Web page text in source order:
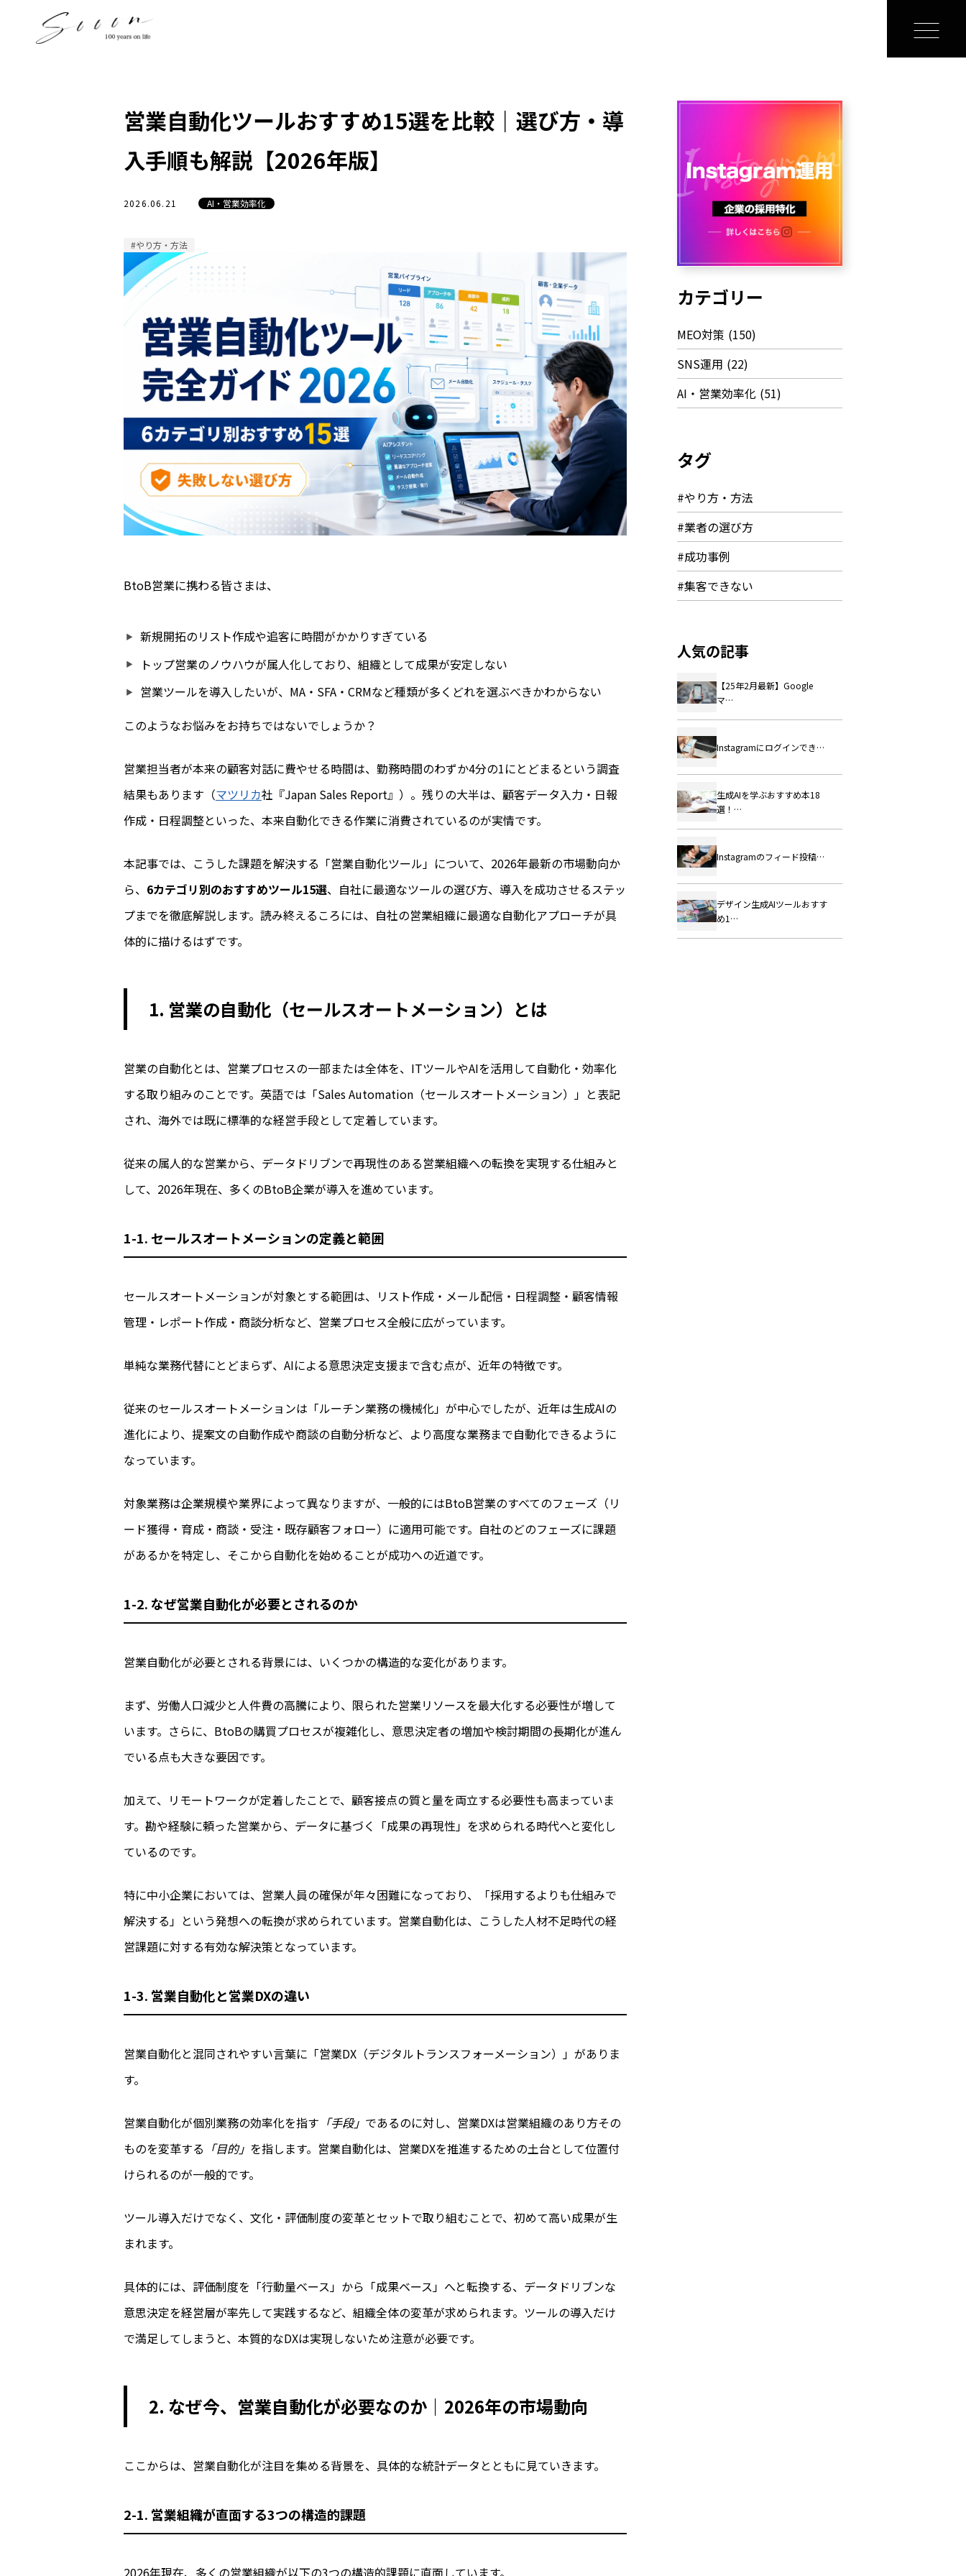
営業自動化ツールおすすめ15選を比較｜選び方・導
入手順も解説【2026年版】
2026.06.21 AI・営業効率化
#やり方・方法
BtoB営業に携わる皆さまは、
新規開拓のリスト作成や追客に時間がかかりすぎている
トップ営業のノウハウが属人化しており、組織として成果が安定しない
営業ツールを導入したいが、MA・SFA・CRMなど種類が多くどれを選ぶべきかわからない
このようなお悩みをお持ちではないでしょうか？
営業担当者が本来の顧客対話に費やせる時間は、勤務時間のわずか4分の1にとどまるという調査
結果もあります（マツリカ社『Japan Sales Report』）。残りの大半は、顧客データ入力・日報
作成・日程調整といった、本来自動化できる作業に消費されているのが実情です。
本記事では、こうした課題を解決する「営業自動化ツール」について、2026年最新の市場動向か
ら、 6カテゴリ別のおすすめツール15選、自社に最適なツールの選び方、導入を成功させるステッ
プまでを徹底解説します。読み終えるころには、自社の営業組織に最適な自動化アプローチが具
体的に描けるはずです。
1. 営業の自動化（セールスオートメーション）とは
営業の自動化とは、営業プロセスの一部または全体を、ITツールやAIを活用して自動化・効率化
する取り組みのことです。英語では「Sales Automation（セールスオートメーション）」と表記
され、海外では既に標準的な経営手段として定着しています。
従来の属人的な営業から、データドリブンで再現性のある営業組織への転換を実現する仕組みと
して、2026年現在、多くのBtoB企業が導入を進めています。
1-1. セールスオートメーションの定義と範囲
セールスオートメーションが対象とする範囲は、リスト作成・メール配信・日程調整・顧客情報
管理・レポート作成・商談分析など、営業プロセス全般に広がっています。
単純な業務代替にとどまらず、AIによる意思決定支援まで含む点が、近年の特徴です。
従来のセールスオートメーションは「ルーチン業務の機械化」が中心でしたが、近年は生成AIの
進化により、提案文の自動作成や商談の自動分析など、より高度な業務まで自動化できるように
なっています。
対象業務は企業規模や業界によって異なりますが、一般的にはBtoB営業のすべてのフェーズ（リ
ード獲得・育成・商談・受注・既存顧客フォロー）に適用可能です。自社のどのフェーズに課題
があるかを特定し、そこから自動化を始めることが成功への近道です。
1-2. なぜ営業自動化が必要とされるのか
営業自動化が必要とされる背景には、いくつかの構造的な変化があります。
まず、労働人口減少と人件費の高騰により、限られた営業リソースを最大化する必要性が増して
います。さらに、BtoBの購買プロセスが複雑化し、意思決定者の増加や検討期間の長期化が進ん
でいる点も大きな要因です。
加えて、リモートワークが定着したことで、顧客接点の質と量を両立する必要性も高まっていま
す。勘や経験に頼った営業から、データに基づく「成果の再現性」を求められる時代へと変化し
ているのです。
特に中小企業においては、営業人員の確保が年々困難になっており、「採用するよりも仕組みで
解決する」という発想への転換が求められています。営業自動化は、こうした人材不足時代の経
営課題に対する有効な解決策となっています。
1-3. 営業自動化と営業DXの違い
営業自動化と混同されやすい言葉に「営業DX（デジタルトランスフォーメーション）」がありま
す。
営業自動化が個別業務の効率化を指す 「手段」 であるのに対し、営業DXは営業組織のあり方その
ものを変革する 「目的」 を指します。営業自動化は、営業DXを推進するための土台として位置付
けられるのが一般的です。
ツール導入だけでなく、文化・評価制度の変革とセットで取り組むことで、初めて高い成果が生
まれます。
具体的には、評価制度を「行動量ベース」から「成果ベース」へと転換する、データドリブンな
意思決定を経営層が率先して実践するなど、組織全体の変革が求められます。ツールの導入だけ
で満足してしまうと、本質的なDXは実現しないため注意が必要です。
2. なぜ今、営業自動化が必要なのか｜2026年の市場動向
ここからは、営業自動化が注目を集める背景を、具体的な統計データとともに見ていきます。
2-1. 営業組織が直面する3つの構造的課題
2026年現在、多くの営業組織が以下の3つの構造的課題に直面しています。
カテゴリー
MEO対策 (150)
SNS運用 (22)
AI・営業効率化 (51)
タグ
#やり方・方法
#業者の選び方
#成功事例
#集客できない
人気の記事
【25年2月最新】Google
マ…
Instagramにログインでき…
生成AIを学ぶおすすめ本18
選！…
Instagramのフィード投稿…
デザイン生成AIツールおすす
め1…